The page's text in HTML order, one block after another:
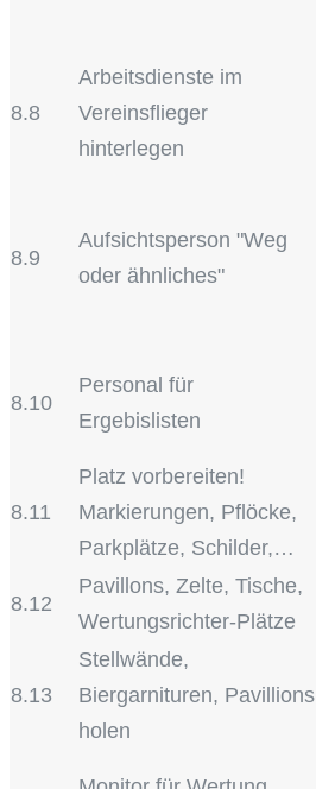
8.8
Arbeitsdienste im
Vereinsflieger
hinterlegen
8.9
Aufsichtsperson "Weg
oder ähnliches"
8.10
Personal für
Ergebislisten
8.11
Platz vorbereiten!
Markierungen, Pflöcke,
Parkplätze, Schilder,…
8.12
Pavillons, Zelte, Tische,
Wertungsrichter-Plätze
8.13
Stellwände,
Biergarnituren, Pavillions
holen